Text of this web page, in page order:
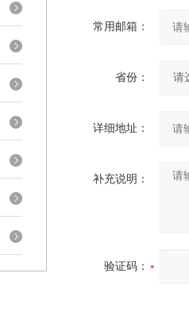
常用邮箱：
省份：
详细地址：
补充说明：
验证码：